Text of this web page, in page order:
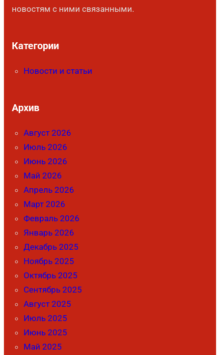
новостям с ними связанными.
Категории
Новости и статьи
Архив
Август 2026
Июль 2026
Июнь 2026
Май 2026
Апрель 2026
Март 2026
Февраль 2026
Январь 2026
Декабрь 2025
Ноябрь 2025
Октябрь 2025
Сентябрь 2025
Август 2025
Июль 2025
Июнь 2025
Май 2025